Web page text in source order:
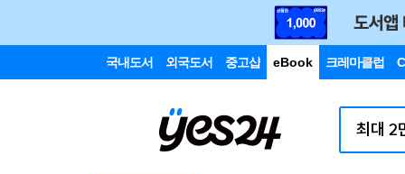
국내도서 외국도서 중고샵 eBook 크레마클럽